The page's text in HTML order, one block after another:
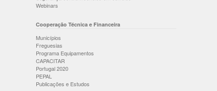
Webinars
Cooperação Técnica e Financeira
Municípios
Freguesias
Programa Equipamentos
CAPACITAR
Portugal 2020
PEPAL
Publicações e Estudos